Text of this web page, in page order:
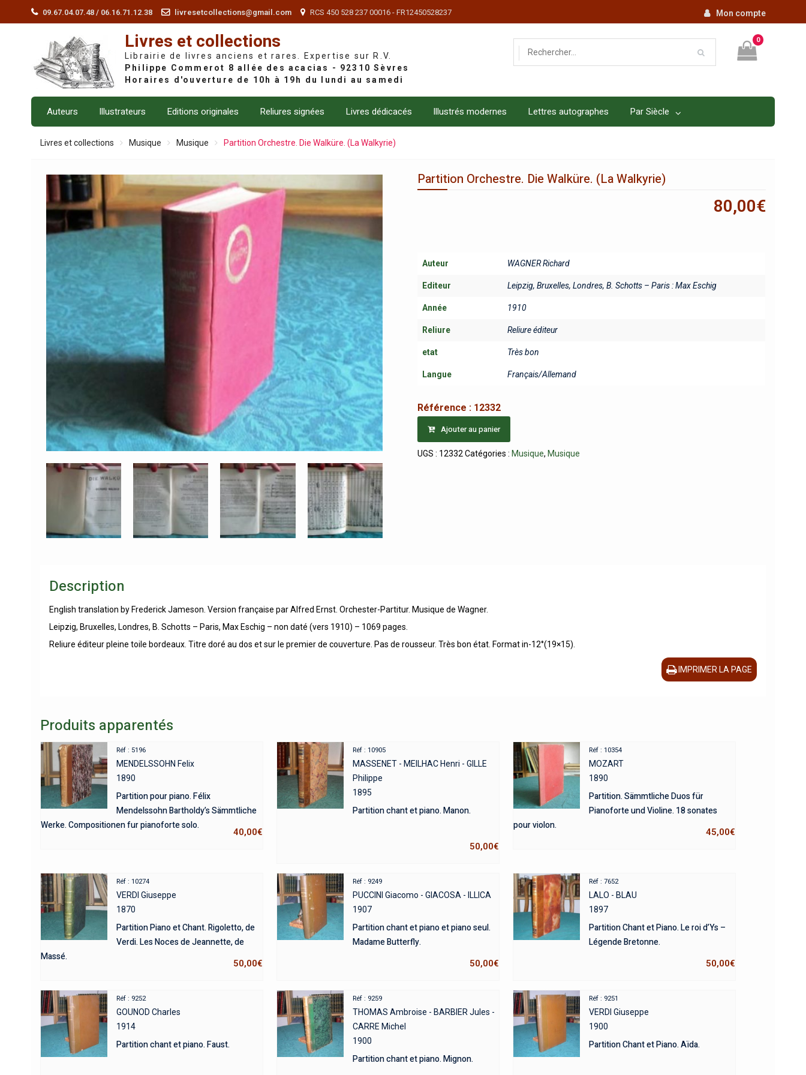
09.67.04.07.48 / 06.16.71.12.38 livresetcollections@gmail.com RCS 450 528 237 00016 - FR12450528237 Mon compte
Livres et collections
Librairie de livres anciens et rares. Expertise sur R.V.
0
Auteurs Illustrateurs Editions originales Reliures signées Livres dédicacés Illustrés modernes Lettres autographes Par Siècle
Livres et collections Musique Musique Partition Orchestre. Die Walküre. (La Walkyrie)
Partition Orchestre. Die Walküre. (La Walkyrie)
80,00€
Auteur WAGNER Richard
Editeur Leipzig, Bruxelles, Londres, B. Schotts – Paris : Max Eschig
Année 1910
Reliure Reliure éditeur
etat Très bon
Langue Français/Allemand
Référence : 12332
Ajouter au panier
UGS : 12332 Catégories : Musique, Musique
Description
English translation by Frederick Jameson. Version française par Alfred Ernst. Orchester-Partitur. Musique de Wagner.
Leipzig, Bruxelles, Londres, B. Schotts – Paris, Max Eschig – non daté (vers 1910) – 1069 pages.
Reliure éditeur pleine toile bordeaux. Titre doré au dos et sur le premier de couverture. Pas de rousseur. Très bon état. Format in-12°(19×15).
IMPRIMER LA PAGE
Produits apparentés
Réf : 5196
MENDELSSOHN Felix
1890
Partition pour piano. Félix
Mendelssohn Bartholdy’s Sämmtliche
Werke. Compositionen fur pianoforte solo.
40,00€
Réf : 10905
MASSENET - MEILHAC Henri - GILLE
Philippe
1895
Partition chant et piano. Manon.
50,00€
Réf : 10354
MOZART
1890
Partition. Sämmtliche Duos für
Pianoforte und Violine. 18 sonates
pour violon.
45,00€
Réf : 10274
VERDI Giuseppe
1870
Partition Piano et Chant. Rigoletto, de
Verdi. Les Noces de Jeannette, de
Massé.
50,00€
Réf : 9249
PUCCINI Giacomo - GIACOSA - ILLICA
1907
Partition chant et piano et piano seul.
Madame Butterfly.
50,00€
Réf : 7652
LALO - BLAU
1897
Partition Chant et Piano. Le roi d’Ys –
Légende Bretonne.
50,00€
Réf : 9252
GOUNOD Charles
1914
Partition chant et piano. Faust.
Réf : 9259
THOMAS Ambroise - BARBIER Jules -
CARRE Michel
1900
Partition chant et piano. Mignon.
Réf : 9251
VERDI Giuseppe
1900
Partition Chant et Piano. Aïda.